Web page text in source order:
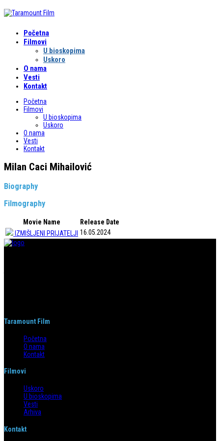
Početna
Filmovi
U bioskopima
Uskoro
O nama
Vesti
Kontakt
Početna
Filmovi
U bioskopima
Uskoro
O nama
Vesti
Kontakt
Milan Caci Mihailović
Biography
Filmography
Movie Name
Release Date
IZMIŠLJENI PRIJATELJI 16.05.2024
Taramount Film
Početna
O nama
Kontakt
Filmovi
Uskoro
U bioskopima
Vesti
Arhiva
Kontakt